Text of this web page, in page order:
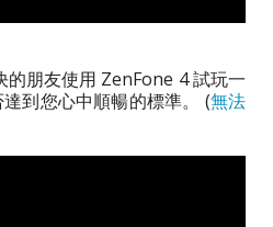
朋友使用 ZenFone 4 試玩一
到您心中順暢的標準。 (無法